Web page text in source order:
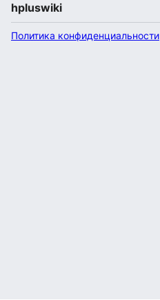
hpluswiki
Политика конфиденциальности